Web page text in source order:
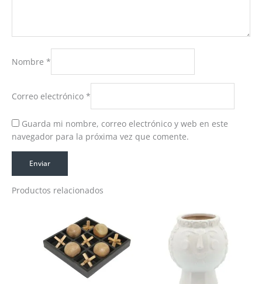
Nombre *
Correo electrónico *
Guarda mi nombre, correo electrónico y web en este
navegador para la próxima vez que comente.
Productos relacionados